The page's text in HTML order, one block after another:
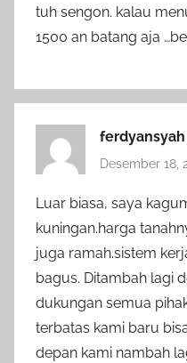
tuh sengon. kalau
1500 an batang aja
ferdyansyah
Desember 18,
Luar biasa, saya
kuningan.harga
juga ramah.sistem
bagus. Ditambah lagi
dukungan semua
terbatas kami baru
depan kami nambah